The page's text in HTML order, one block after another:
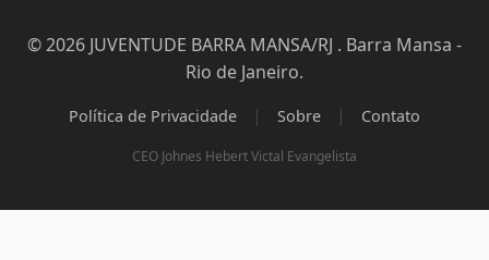
© 2026 JUVENTUDE BARRA MANSA/RJ . Barra Mansa -
Rio de Janeiro.
Política de Privacidade | Sobre | Contato
CEO Johnes Hebert Victal Evangelista